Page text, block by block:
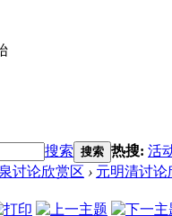
搜索 搜索 热搜: 活
讨论欣赏区 › 元明清讨论